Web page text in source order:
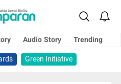
Audio Story
Trending
Green Initiative